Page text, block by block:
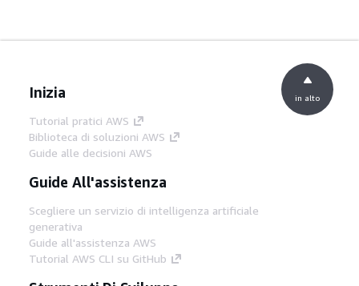
Inizia
Tutorial pratici AWS
Biblioteca di soluzioni AWS
Guide alle decisioni AWS
Guide All'assistenza
Scegliere un servizio di intelligenza artificiale
generativa
Guide all'assistenza AWS
Tutorial AWS CLI su GitHub
in alto